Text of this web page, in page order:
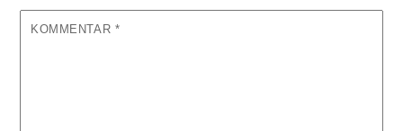
KOMMENTAR *